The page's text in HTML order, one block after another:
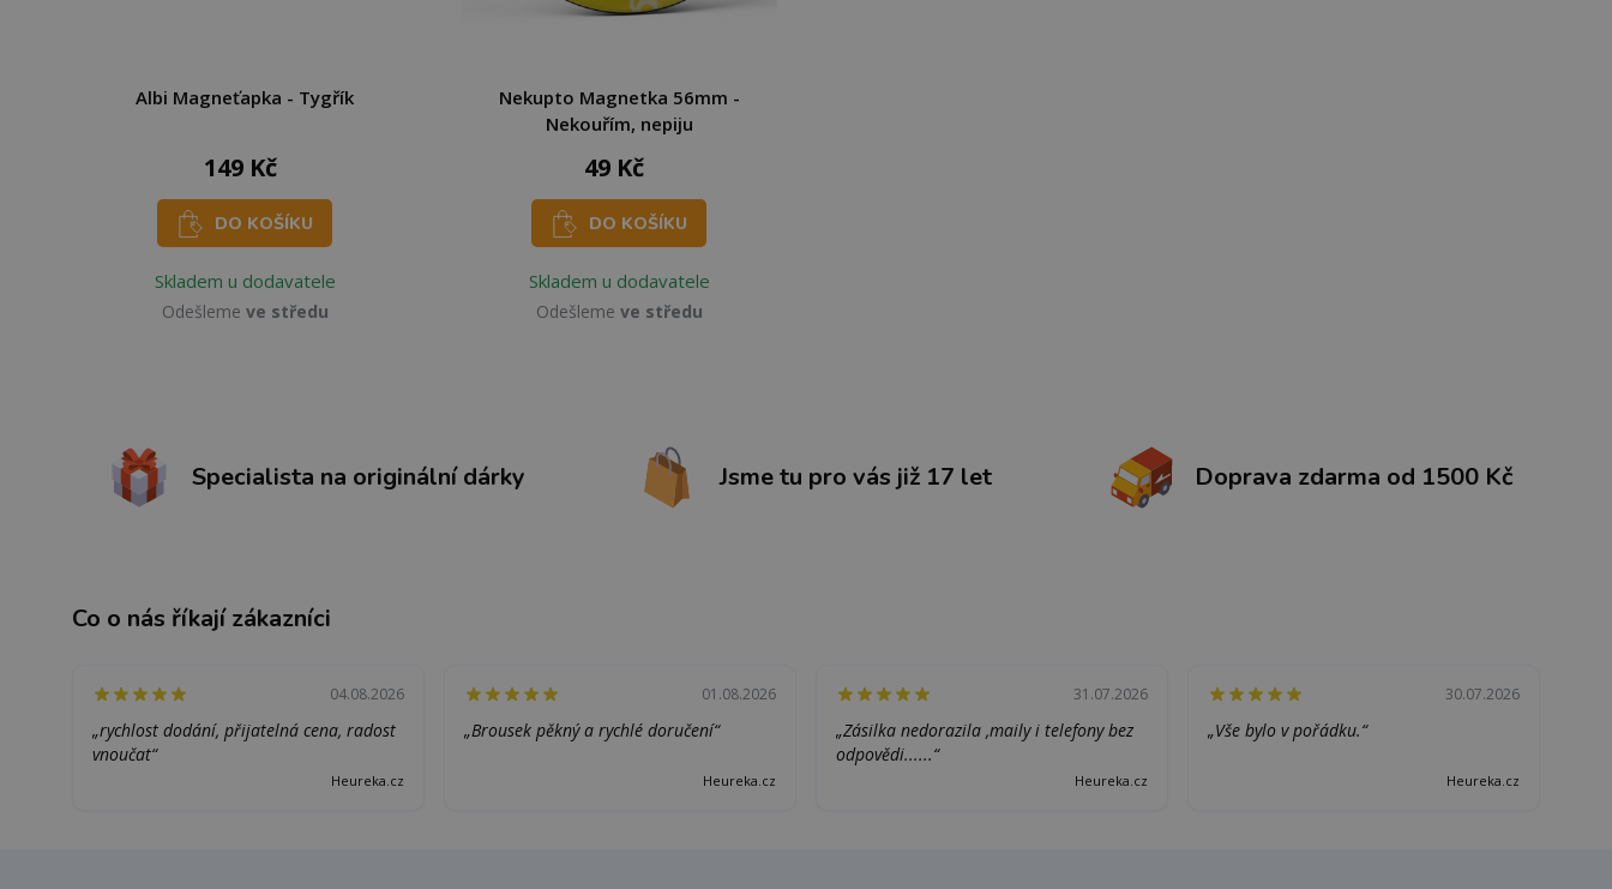
Albi Magneťapka - Tygřík
149 Kč
DO KOŠÍKU
Skladem u dodavatele
Odešleme ve středu
Nekupto Magnetka 56mm -
Nekouřím, nepiju
49 Kč
DO KOŠÍKU
Skladem u dodavatele
Odešleme ve středu
Specialista na originální dárky Jsme tu pro vás již 17 let Doprava zdarma od 1500 Kč
Co o nás říkají zákazníci
04.08.2026
„rychlost dodání, přijatelná cena, radost
vnoučat“
Heureka.cz
01.08.2026
„Brousek pěkný a rychlé doručení“
Heureka.cz
31.07.2026
„Zásilka nedorazila ,maily i telefony bez
odpovědi......“
Heureka.cz
30.07.2026
„Vše bylo v pořádku.“
Heureka.cz